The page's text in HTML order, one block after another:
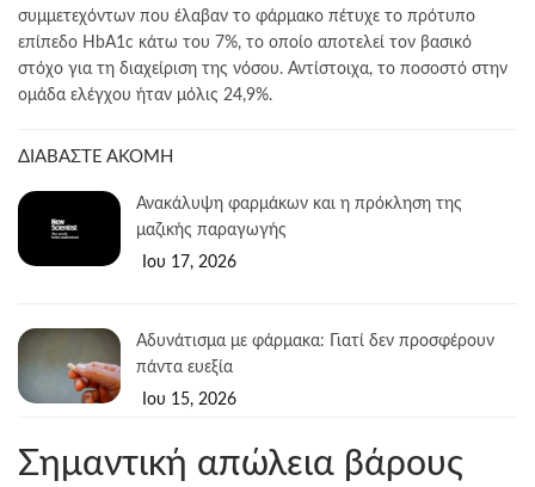
συμμετεχόντων που έλαβαν το φάρμακο πέτυχε το πρότυπο
επίπεδο HbA1c κάτω του 7%, το οποίο αποτελεί τον βασικό
στόχο για τη διαχείριση της νόσου. Αντίστοιχα, το ποσοστό στην
ομάδα ελέγχου ήταν μόλις 24,9%.
ΔΙΑΒΑΣΤΕ ΑΚΟΜΗ
Ανακάλυψη φαρμάκων και η πρόκληση της
μαζικής παραγωγής
Ιου 17, 2026
Αδυνάτισμα με φάρμακα: Γιατί δεν προσφέρουν
πάντα ευεξία
Ιου 15, 2026
Σημαντική απώλεια βάρους